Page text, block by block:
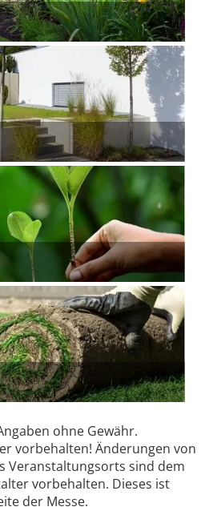
ohne Gewähr.
vorbehalten! Änderungen von
Veranstaltungsorts sind dem
vorbehalten. Dieses ist
der Messe.